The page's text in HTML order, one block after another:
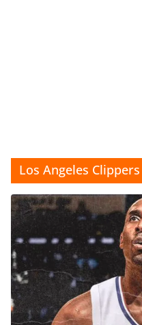
Los Angeles Clippers